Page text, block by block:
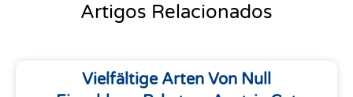
Artigos Relacionados
Vielfältige Arten Von Null